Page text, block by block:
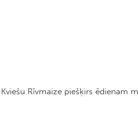
Rīvmaize piešķirs ēdienam